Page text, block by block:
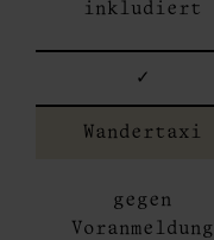
inkludiert
✓
Wandertaxi
gegen
Voranmeldung